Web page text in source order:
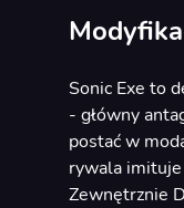
Sonic Exe to
- główny
postać w
rywala
Zewnętrznie